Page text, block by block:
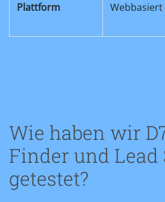
Plattform Webbasiert
Wie haben wir
Finder und Lead
getestet?